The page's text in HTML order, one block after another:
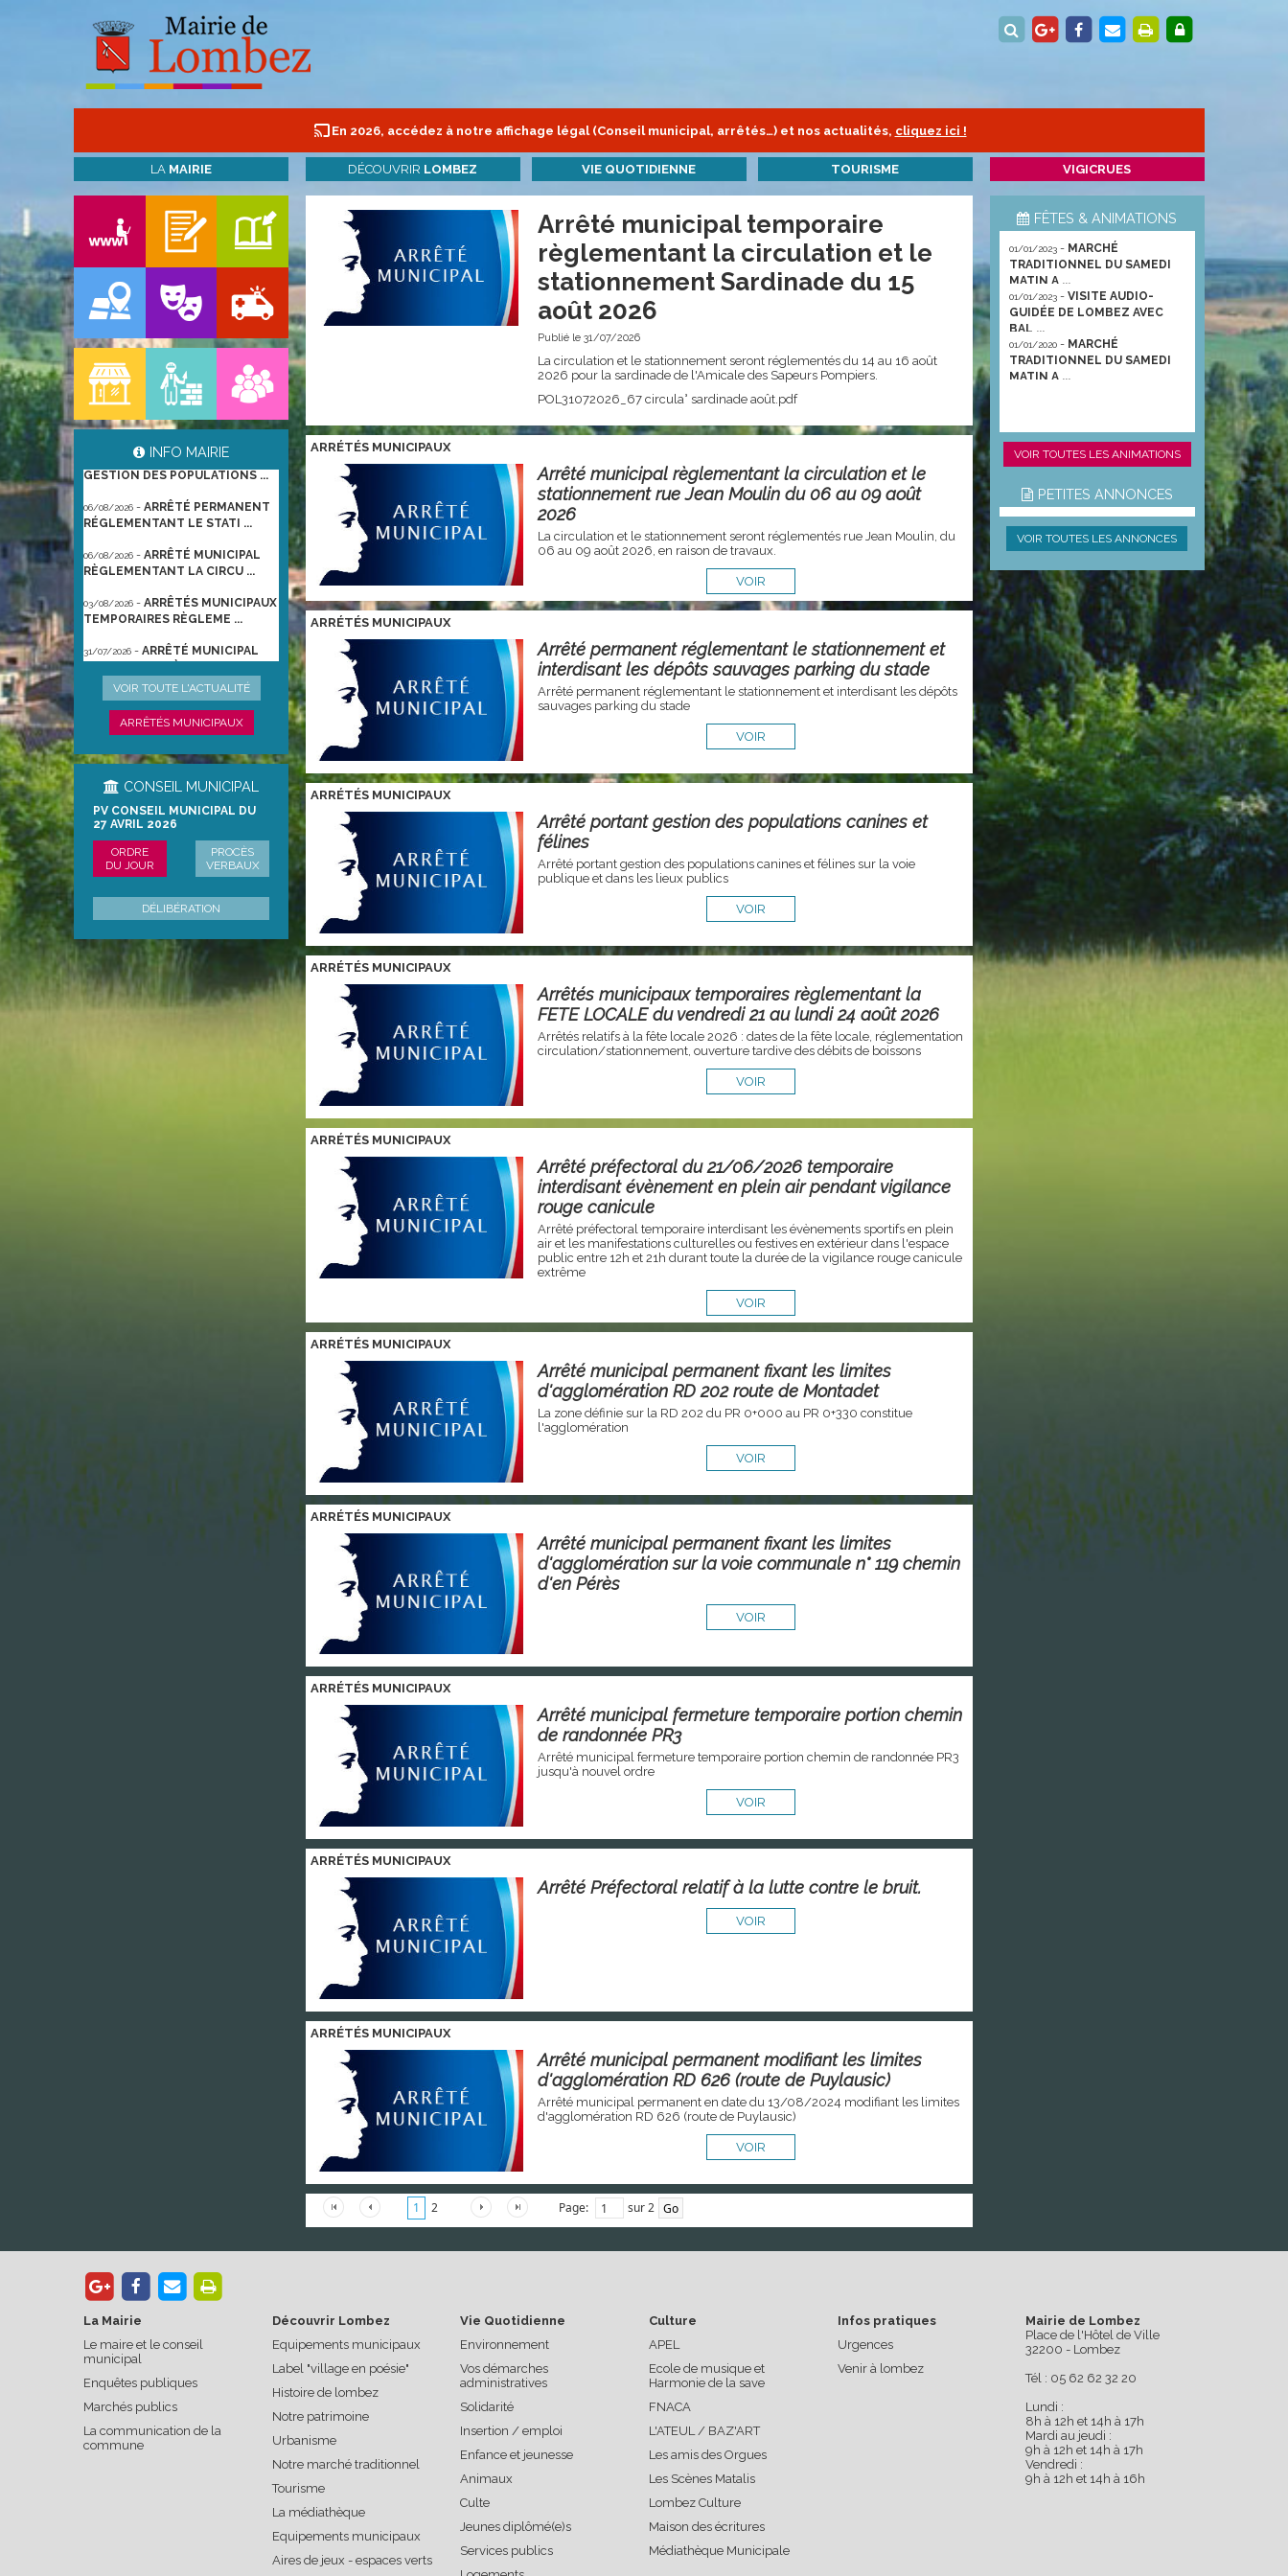
En 2026, accédez à notre affichage légal (Conseil municipal, arrêtés…) et nos actualités, cliquez ici !
LA MAIRIE DÉCOUVRIR LOMBEZ VIE QUOTIDIENNE TOURISME VIGICRUES
INFO MAIRIE
GESTION DES POPULATIONS ...
RÉGLEMENTANT LE STATI ...
RÈGLEMENTANT LA CIRCU ...
TEMPORAIRES RÈGLEME ...
TEMPORAIRE RÈGLEMENTA ...
-ARRÊTÉ
PRÉFECTORAL DU 21/06/2026
TEMPO ...
VOIR TOUTE L'ACTUALITÉ
ARRÊTÉS MUNICIPAUX
CONSEIL MUNICIPAL
PV CONSEIL MUNICIPAL DU
27 AVRIL 2026
ORDRE
DU JOUR
PROCÈS
VERBAUX
DÉLIBÉRATION
Arrêté municipal temporaire
règlementant la circulation et le
stationnement Sardinade du 15
août 2026
Publié le 31/07/2026
La circulation et le stationnement seront réglementés du 14 au 16 août
2026 pour la sardinade de l'Amicale des Sapeurs Pompiers.
POL31072026_67 circula° sardinade août.pdf
ARRÉTÉS MUNICIPAUX
Arrêté municipal règlementant la circulation et le
stationnement rue Jean Moulin du 06 au 09 août
2026
La circulation et le stationnement seront réglementés rue Jean Moulin, du
06 au 09 août 2026, en raison de travaux.
VOIR
ARRÉTÉS MUNICIPAUX
Arrêté permanent réglementant le stationnement et
interdisant les dépôts sauvages parking du stade
Arrêté permanent réglementant le stationnement et interdisant les dépôts
sauvages parking du stade
VOIR
ARRÉTÉS MUNICIPAUX
Arrêté portant gestion des populations canines et
félines
Arrêté portant gestion des populations canines et félines sur la voie
publique et dans les lieux publics
VOIR
ARRÉTÉS MUNICIPAUX
Arrêtés municipaux temporaires règlementant la
FETE LOCALE du vendredi 21 au lundi 24 août 2026
Arrêtés relatifs à la fête locale 2026 : dates de la fête locale, réglementation
circulation/stationnement, ouverture tardive des débits de boissons
VOIR
ARRÉTÉS MUNICIPAUX
Arrêté préfectoral du 21/06/2026 temporaire
interdisant évènement en plein air pendant vigilance
rouge canicule
Arrêté préfectoral temporaire interdisant les évènements sportifs en plein
air et les manifestations culturelles ou festives en extérieur dans l'espace
public entre 12h et 21h durant toute la durée de la vigilance rouge canicule
extrême
VOIR
ARRÉTÉS MUNICIPAUX
Arrêté municipal permanent fixant les limites
d'agglomération RD 202 route de Montadet
La zone définie sur la RD 202 du PR 0+000 au PR 0+330 constitue
l'agglomération
VOIR
ARRÉTÉS MUNICIPAUX
Arrêté municipal permanent fixant les limites
d'agglomération sur la voie communale n° 119 chemin
d'en Pérès
VOIR
ARRÉTÉS MUNICIPAUX
Arrêté municipal fermeture temporaire portion chemin
de randonnée PR3
Arrêté municipal fermeture temporaire portion chemin de randonnée PR3
jusqu'à nouvel ordre
VOIR
ARRÉTÉS MUNICIPAUX
Arrêté Préfectoral relatif à la lutte contre le bruit.
VOIR
ARRÉTÉS MUNICIPAUX
Arrêté municipal permanent modifiant les limites
d'agglomération RD 626 (route de Puylausic)
Arrêté municipal permanent en date du 13/08/2024 modifiant les limites
d'agglomération RD 626 (route de Puylausic)
VOIR
1 2 Page: sur 2
FÊTES & ANIMATIONS
01/01/2023- MARCHÉ
TRADITIONNEL DU SAMEDI
MATIN A ...
01/01/2023- VISITE AUDIO-
GUIDÉE DE LOMBEZ AVEC
BAL ...
01/01/2020- MARCHÉ
TRADITIONNEL DU SAMEDI
MATIN A ...
VOIR TOUTES LES ANIMATIONS
PETITES ANNONCES
VOIR TOUTES LES ANNONCES
La Mairie
Le maire et le conseil
municipal
Enquêtes publiques
Marchés publics
La communication de la
commune
Découvrir Lombez
Equipements municipaux
Label "village en poésie"
Histoire de lombez
Notre patrimoine
Urbanisme
Notre marché traditionnel
Tourisme
La médiathèque
Equipements municipaux
Aires de jeux - espaces verts
Vie Quotidienne
Environnement
Vos démarches
administratives
Solidarité
Insertion / emploi
Enfance et jeunesse
Animaux
Culte
Jeunes diplômé(e)s
Services publics
Culture
APEL
Ecole de musique et
Harmonie de la save
FNACA
L'ATEUL / BAZ'ART
Les amis des Orgues
Les Scènes Matalis
Lombez Culture
Maison des écritures
Médiathèque Municipale
Infos pratiques
Urgences
Venir à lombez
Mairie de Lombez
Place de l'Hôtel de Ville
32200 - Lombez
Tél : 05 62 62 32 20
Lundi :
8h à 12h et 14h à 17h
Mardi au jeudi :
9h à 12h et 14h à 17h
Vendredi :
9h à 12h et 14h à 16h